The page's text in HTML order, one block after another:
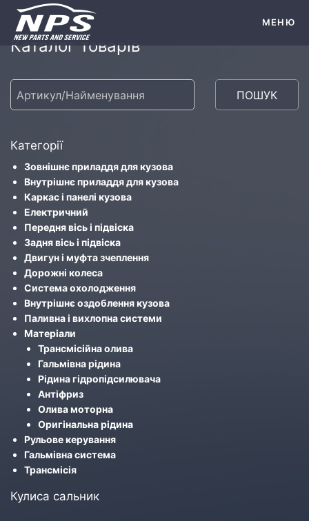
МЕНЮ
Каталог товарів
ПОШУК
Категорії
Зовнішнє приладдя для кузова
Внутрішнє приладдя для кузова
Каркас і панелі кузова
Електричний
Передня вісь і підвіска
Задня вісь і підвіска
Двигун і муфта зчеплення
Дорожні колеса
Система охолодження
Внутрішнє оздоблення кузова
Паливна і вихлопна системи
Матеріали
Трансмісійна олива
Гальмівна рідина
Рідина гідропідсилювача
Антіфриз
Олива моторна
Оригінальна рідина
Рульове керування
Гальмівна система
Трансмісія
Кулиса сальник